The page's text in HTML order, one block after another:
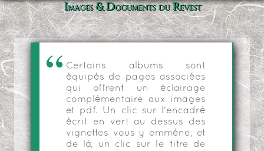
Images & Documents du Revest
Certains albums sont
équipés de pages associées
qui offrent un éclairage
complémentaire aux images
et pdf. Un clic sur l'encadré
écrit en vert au dessus des
vignettes vous y emmène, et
de là, un clic sur le titre de